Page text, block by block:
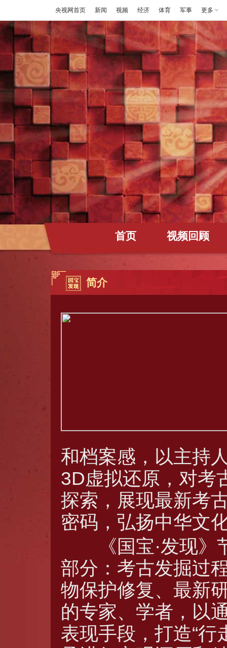
央视网首页 新闻 视频 经济 体育 军事 更多
首页 视频回顾
简介
和档案感，以主持
3D虚拟还原，对考
探索，展现最新考
密码，弘扬中华文
《国宝·发现》
部分：考古发掘过
物保护修复、最新
的专家、学者，以
表现手段，打造“行